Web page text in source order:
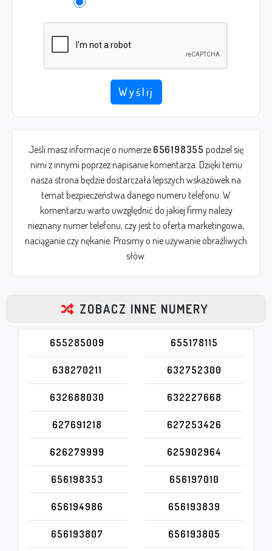
Wyślij
Jeśli masz informacje o numerze 656198355 podziel się
nimi z innymi poprzez napisanie komentarza. Dzięki temu
nasza strona będzie dostarczała lepszych wskazówek na
temat bezpieczeństwa danego numeru telefonu. W
komentarzu warto uwzględnić do jakiej firmy należy
nieznany numer telefonu, czy jest to oferta marketingowa,
naciąganie czy nękanie. Prosimy o nie używanie obraźliwych
słów.
ZOBACZ INNE NUMERY
655285009 655178115
638270211 632752300
632688030 632227668
627691218 627253426
626279999 625902964
656198353 656197010
656194986 656193839
656193807 656193805